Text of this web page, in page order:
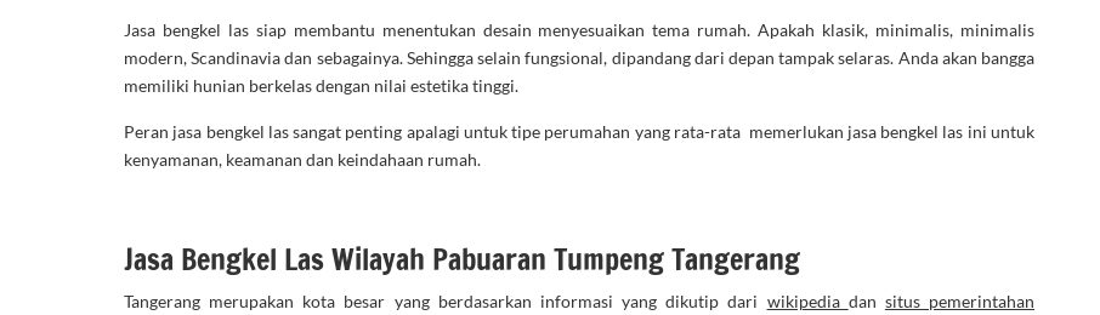
Jasa bengkel las siap membantu menentukan desain menyesuaikan tema rumah. Apakah klasik, minimalis, minimalis
modern, Scandinavia dan sebagainya. Sehingga selain fungsional, dipandang dari depan tampak selaras. Anda akan bangga
memiliki hunian berkelas dengan nilai estetika tinggi.
Peran jasa bengkel las sangat penting apalagi untuk tipe perumahan yang rata-rata memerlukan jasa bengkel las ini untuk
kenyamanan, keamanan dan keindahaan rumah.
Jasa Bengkel Las Wilayah Pabuaran Tumpeng Tangerang
Tangerang merupakan kota besar yang berdasarkan informasi yang dikutip dari wikipedia dan situs pemerintahan